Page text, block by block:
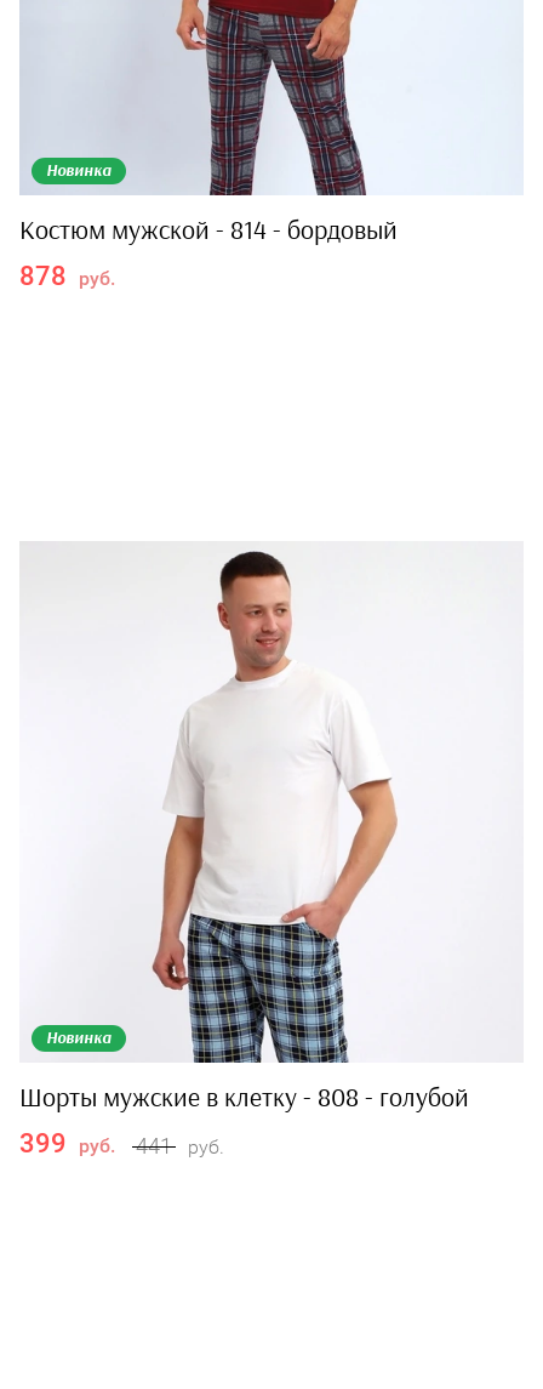
Новинка
Костюм мужской - 814 - бордовый
878 руб.
Новинка
Шорты мужские в клетку - 808 - голубой
399 руб. 441 руб.